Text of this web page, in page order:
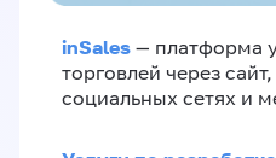
inSales — платформа
торговлей через
социальных сетях и